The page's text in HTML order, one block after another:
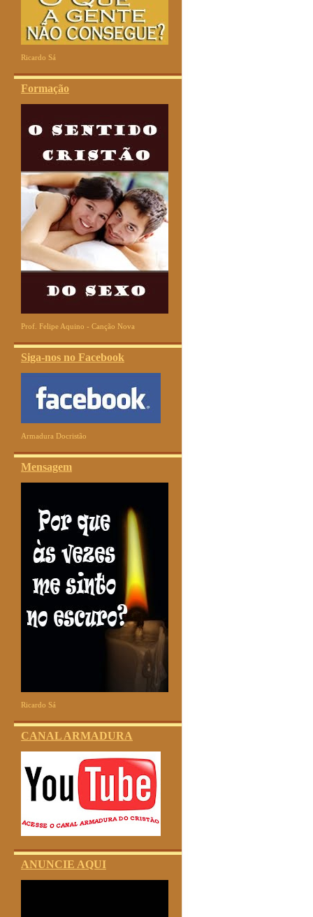
Ricardo Sá
Formação
Prof. Felipe Aquino - Canção Nova
Siga-nos no Facebook
Armadura Docristão
Mensagem
Ricardo Sá
CANAL ARMADURA
ANUNCIE AQUI